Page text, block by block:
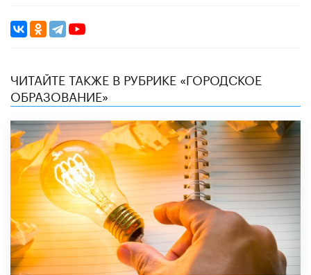
ЧИТАЙТЕ ТАКЖЕ В РУБРИКЕ «ГОРОДСКОЕ
ОБРАЗОВАНИЕ»